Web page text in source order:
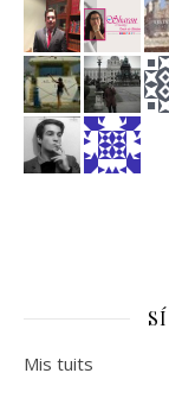
Mis tuits